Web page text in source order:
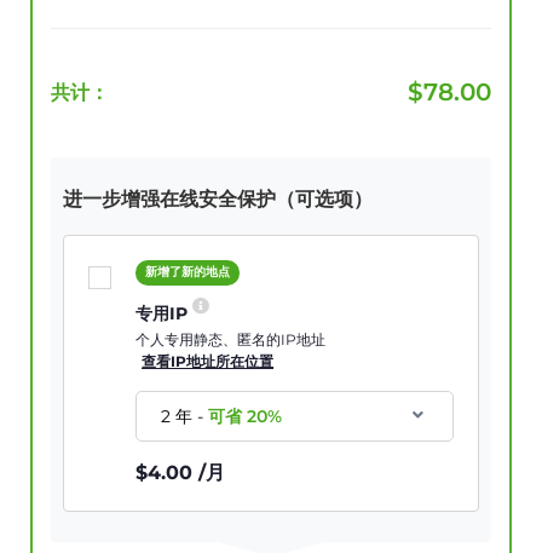
共计： $78.00
进一步增强在线安全保护（可选项）
新增了新的地点
专用IP
个人专用静态、匿名的IP地址
查看IP地址所在位置
2 年-可省20%
$4.00 /月